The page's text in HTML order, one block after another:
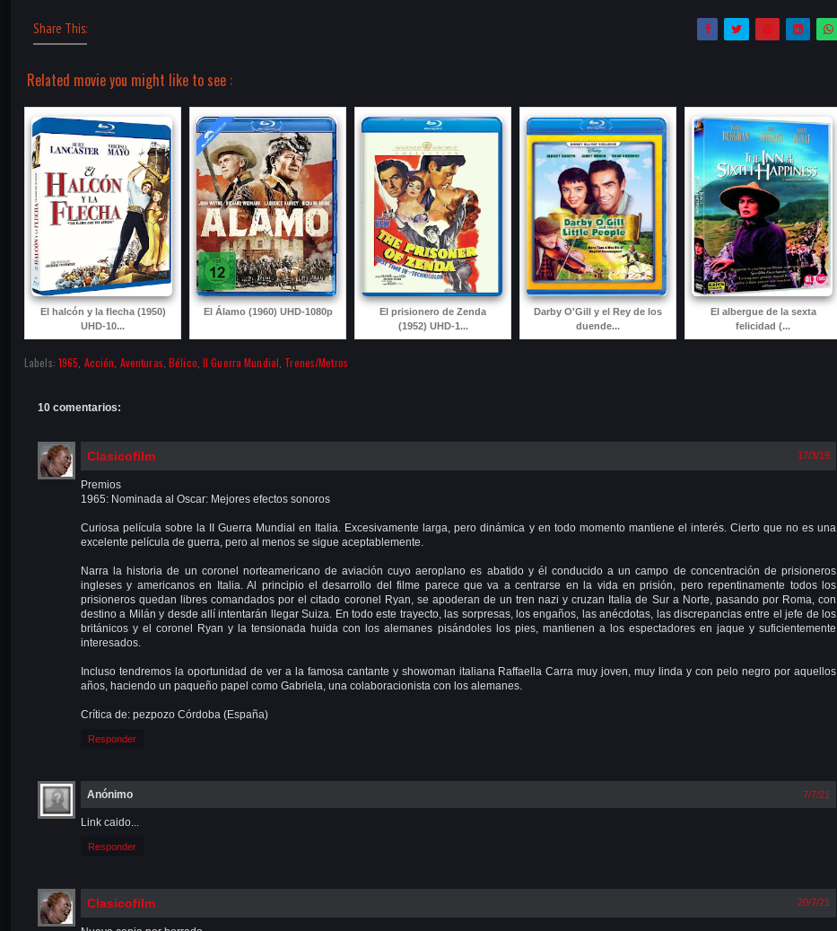
Share This:
Related movie you might like to see :
El halcón y la flecha (1950)
UHD-10...
El Álamo (1960) UHD-1080p
El prisionero de Zenda
(1952) UHD-1...
Darby O'Gill y el Rey de los
duende...
El albergue de la sexta
felicidad (...
Labels: 1965 Acción Aventuras ,Bélico ,II Guerra Mundial Trenes/Metros
10 comentarios:
Clasicofilm 17/3/19
Premios
1965: Nominada al Oscar: Mejores efectos sonoros
Curiosa película sobre la II Guerra Mundial en Italia. Excesivamente larga, pero dinámica y en todo momento mantiene el interés. Cierto que no es una
excelente película de guerra, pero al menos se sigue aceptablemente.
Narra la historia de un coronel norteamericano de aviación cuyo aeroplano es abatido y él conducido a un campo de concentración de prisioneros
ingleses y americanos en Italia. Al principio el desarrollo del filme parece que va a centrarse en la vida en prisión, pero repentinamente todos los
prisioneros quedan libres comandados por el citado coronel Ryan, se apoderan de un tren nazi y cruzan Italia de Sur a Norte, pasando por Roma, con
destino a Milán y desde allí intentarán llegar Suiza. En todo este trayecto, las sorpresas, los engaños, las anécdotas, las discrepancias entre el jefe de los
británicos y el coronel Ryan y la tensionada huida con los alemanes pisándoles los pies, mantienen a los espectadores en jaque y suficientemente
interesados.
Incluso tendremos la oportunidad de ver a la famosa cantante y showoman italiana Raffaella Carra muy joven, muy linda y con pelo negro por aquellos
años, haciendo un paqueño papel como Gabriela, una colaboracionista con los alemanes.
Crítica de: pezpozo Córdoba (España)
Responder
Anónimo 7/7/21
Link caido...
Responder
Clasicofilm 20/7/21